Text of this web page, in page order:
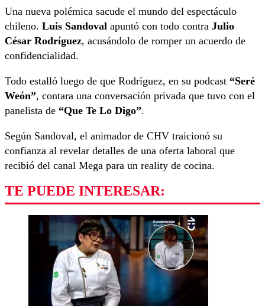
Una nueva polémica sacude el mundo del espectáculo
chileno. Luis Sandoval apuntó con todo contra Julio
César Rodríguez, acusándolo de romper un acuerdo de
confidencialidad.
Todo estalló luego de que Rodríguez, en su podcast “Seré
Weón”, contara una conversación privada que tuvo con el
panelista de “Que Te Lo Digo”.
Según Sandoval, el animador de CHV traicionó su
confianza al revelar detalles de una oferta laboral que
recibió del canal Mega para un reality de cocina.
TE PUEDE INTERESAR: